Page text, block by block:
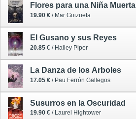
Flores para una Niña Muerta
19.90 € / Mar Goizueta
El Gusano y sus Reyes
20.85 € / Hailey Piper
La Danza de los Árboles
17.05 € / Pau Ferrón Gallegos
Susurros en la Oscuridad
19.90 € / Laurel Hightower